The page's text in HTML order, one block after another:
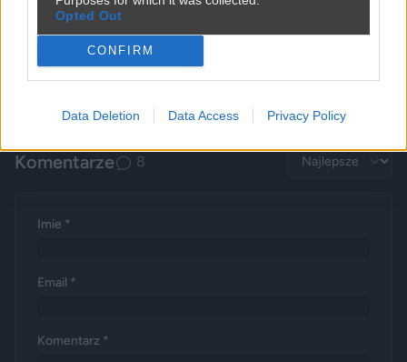
Opted Out
CONFIRM
Data Deletion Data Access Privacy Policy
Komentarze 8
Imie *
Email *
Komentarz *